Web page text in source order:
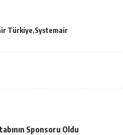
Türkiye Systemair
Sponsoru Oldu